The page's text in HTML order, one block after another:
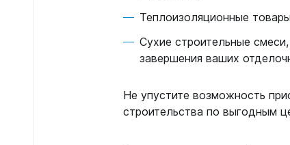
Теплоизоляционные
Сухие строительные
завершения ваших
Не упустите возможность
строительства по выгодным